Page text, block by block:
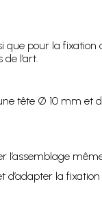
pour la
l’art.
tête Ø 10 mm
l’assemblage
la